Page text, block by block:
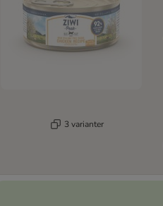
3 varianter